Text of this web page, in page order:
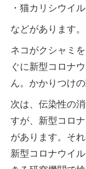
・猫カリシウイ
などがあります。
ネコがクシャミ
ぐに新型コロナ
ん。かかりつけ
次は、伝染性の
すが、新型コロ
があります。そ
新型コロナウイ